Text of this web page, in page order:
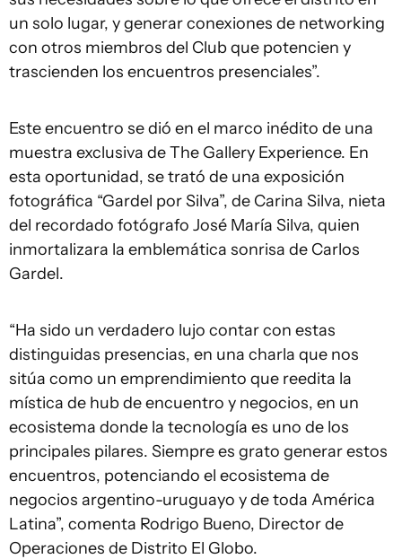
un solo lugar, y generar conexiones de networking
con otros miembros del Club que potencien y
trascienden los encuentros presenciales”.
Este encuentro se dió en el marco inédito de una
muestra exclusiva de The Gallery Experience. En
esta oportunidad, se trató de una exposición
fotográfica “Gardel por Silva”, de Carina Silva, nieta
del recordado fotógrafo José María Silva, quien
inmortalizara la emblemática sonrisa de Carlos
Gardel.
“Ha sido un verdadero lujo contar con estas
distinguidas presencias, en una charla que nos
sitúa como un emprendimiento que reedita la
mística de hub de encuentro y negocios, en un
ecosistema donde la tecnología es uno de los
principales pilares. Siempre es grato generar estos
encuentros, potenciando el ecosistema de
negocios argentino-uruguayo y de toda América
Latina”, comenta Rodrigo Bueno, Director de
Operaciones de Distrito El Globo.